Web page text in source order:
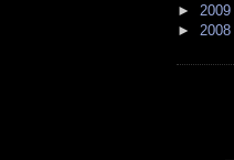
► 2009
► 2008